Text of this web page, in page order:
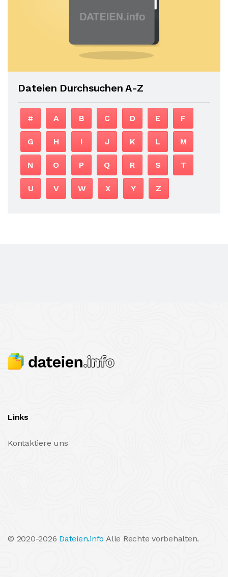
Dateien Durchsuchen A-Z
# A B C D E F
G H I J K L M
N O P Q R S T
U V W X Y Z
Links
Kontaktiere uns
© 2020-2026 Dateien.info Alle Rechte vorbehalten.